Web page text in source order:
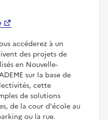
accéderez à un
des projets de
en Nouvelle-
sur la base de
cette
de solutions
de la cour d'école au
ou la rue.